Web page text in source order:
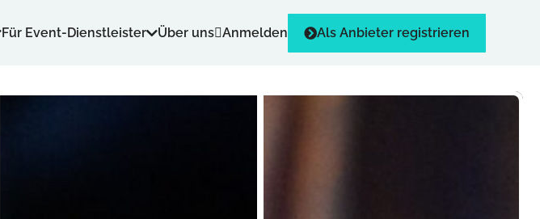
Für Event-Dienstleister Über uns Anmelden Als Anbieter registrieren